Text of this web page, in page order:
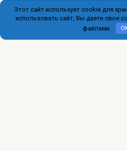
Грузия притягивает не только
гостеприимством, но и гибким
Этот сайт использует cookie для
использовать сайт, Вы даете свое
файлами.